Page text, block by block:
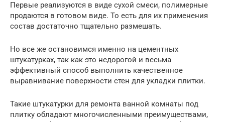
Первые реализуются в виде сухой смеси, полимерные
продаются в готовом виде. То есть для их применения
состав достаточно тщательно размешать.
Но все же остановимся именно на цементных
штукатурках, так как это недорогой и весьма
эффективный способ выполнить качественное
выравнивание поверхности стен для укладки плитки.
Такие штукатурки для ремонта ванной комнаты под
плитку обладают многочисленными преимуществами,